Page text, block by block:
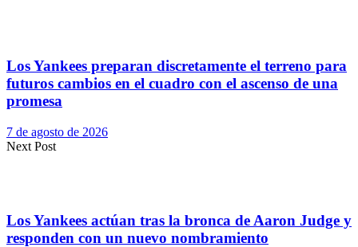
Los Yankees preparan discretamente el terreno para
futuros cambios en el cuadro con el ascenso de una
promesa
7 de agosto de 2026
Next Post
Los Yankees actúan tras la bronca de Aaron Judge y
responden con un nuevo nombramiento